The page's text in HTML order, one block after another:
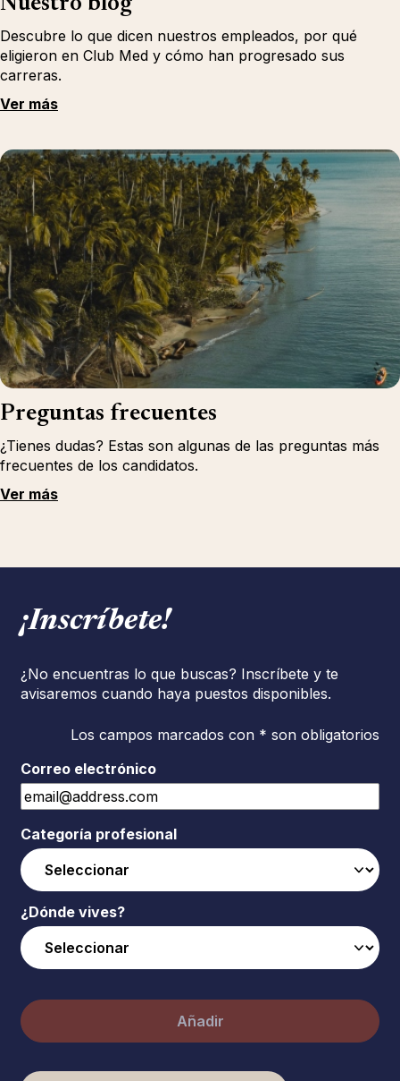
Descubre lo que dicen nuestros empleados, por qué
eligieron en Club Med y cómo han progresado sus
carreras.
Ver más
Preguntas frecuentes
¿Tienes dudas? Estas son algunas de las preguntas más
frecuentes de los candidatos.
Ver más
¡Inscríbete!
¿No encuentras lo que buscas? Inscríbete y te
avisaremos cuando haya puestos disponibles.
Los campos marcados con * son obligatorios
Correo electrónico
Categoría profesional
¿Dónde vives?
Añadir